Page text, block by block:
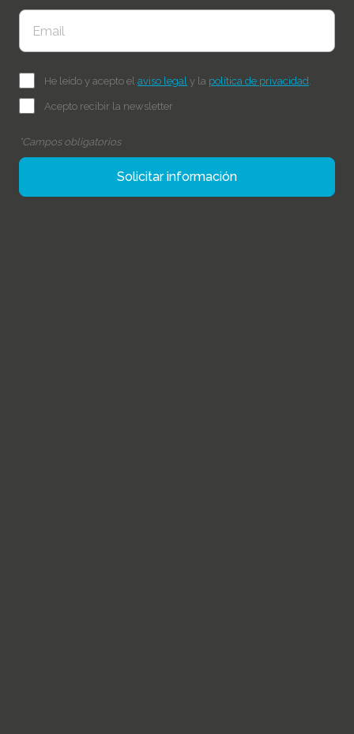
He leído y acepto el aviso legal y la política de privacidad
Acepto recibir la newsletter
*Campos obligatorios